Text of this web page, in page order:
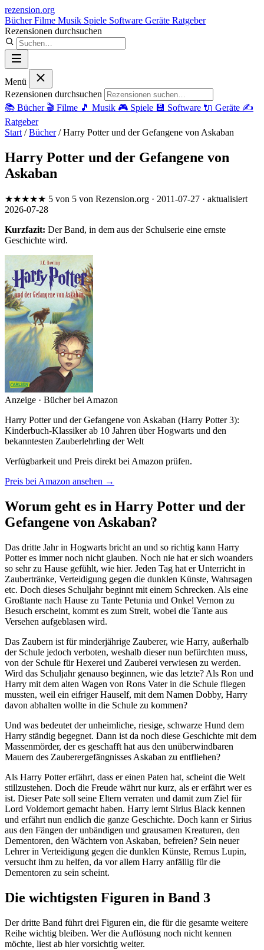
rezension.org
BücherFilme Musik Spiele Software Geräte Ratgeber
Rezensionen durchsuchen
Menü
Rezensionen durchsuchen
📚 Bücher 🎬 Filme 🎵 Musik 🎮 Spiele 💾 Software 🔌 Geräte ✍️
Ratgeber
Start / Bücher / Harry Potter und der Gefangene von Askaban
Harry Potter und der Gefangene von
Askaban
★★★★★ 5 von 5 von Rezension.org · 2011-07-27 · aktualisiert
2026-07-28
Kurzfazit: Der Band, in dem aus der Schulserie eine ernste
Geschichte wird.
Anzeige · Bücher bei Amazon
Harry Potter und der Gefangene von Askaban (Harry Potter 3):
Kinderbuch-Klassiker ab 10 Jahren über Hogwarts und den
bekanntesten Zauberlehrling der Welt
Verfügbarkeit und Preis direkt bei Amazon prüfen.
Preis bei Amazon ansehen →
Worum geht es in Harry Potter und der
Gefangene von Askaban?
Das dritte Jahr in Hogwarts bricht an und so richtig kann Harry
Potter es immer noch nicht glauben. Noch nie hat er sich woanders
so sehr zu Hause gefühlt, wie hier. Jeden Tag hat er Unterricht in
Zaubertränke, Verteidigung gegen die dunklen Künste, Wahrsagen
etc. Doch dieses Schuljahr beginnt mit einem Schrecken. Als eine
Großtante nach Hause zu Tante Petunia und Onkel Vernon zu
Besuch erscheint, kommt es zum Streit, wobei die Tante aus
Versehen aufgeblasen wird.
Das Zaubern ist für minderjährige Zauberer, wie Harry, außerhalb
der Schule jedoch verboten, weshalb dieser nun befürchten muss,
von der Schule für Hexerei und Zauberei verwiesen zu werden.
Wird das Schuljahr genauso beginnen, wie das letzte? Als Ron und
Harry mit dem alten Wagen von Rons Vater in die Schule fliegen
mussten, weil ein eifriger Hauself, mit dem Namen Dobby, Harry
davon abhalten wollte in die Schule zu kommen?
Und was bedeutet der unheimliche, riesige, schwarze Hund dem
Harry ständig begegnet. Dann ist da noch diese Geschichte mit dem
Massenmörder, der es geschafft hat aus den unüberwindbaren
Mauern des Zauberergefängnisses Askaban zu entfliehen?
Als Harry Potter erfährt, dass er einen Paten hat, scheint die Welt
stillzustehen. Doch die Freude währt nur kurz, als er erfährt wer es
ist. Dieser Pate soll seine Eltern verraten und damit zum Ziel für
Lord Voldemort gemacht haben. Harry lernt Sirius Black kennen
und erfährt nun endlich die ganze Geschichte. Doch kann er Sirius
aus den Fängen der unbändigen und grausamen Kreaturen, den
Dementoren, den Wächtern von Askaban, befreien? Sein neuer
Lehrer in Verteidigung gegen die dunklen Künste, Remus Lupin,
versucht ihm zu helfen, da vor allem Harry anfällig für die
Dementoren zu sein scheint.
Die wichtigsten Figuren in Band 3
Der dritte Band führt drei Figuren ein, die für die gesamte weitere
Reihe wichtig bleiben. Wer die Auflösung noch nicht kennen
möchte, liest ab hier vorsichtig weiter.